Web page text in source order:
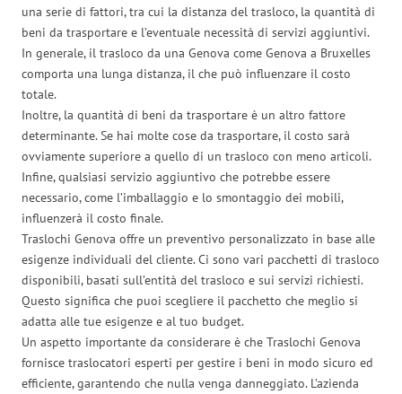
una serie di fattori, tra cui la distanza del trasloco, la quantità di
beni da trasportare e l’eventuale necessità di servizi aggiuntivi.
In generale, il trasloco da una Genova come Genova a Bruxelles
comporta una lunga distanza, il che può influenzare il costo
totale.
Inoltre, la quantità di beni da trasportare è un altro fattore
determinante. Se hai molte cose da trasportare, il costo sarà
ovviamente superiore a quello di un trasloco con meno articoli.
Infine, qualsiasi servizio aggiuntivo che potrebbe essere
necessario, come l’imballaggio e lo smontaggio dei mobili,
influenzerà il costo finale.
Traslochi Genova offre un preventivo personalizzato in base alle
esigenze individuali del cliente. Ci sono vari pacchetti di trasloco
disponibili, basati sull’entità del trasloco e sui servizi richiesti.
Questo significa che puoi scegliere il pacchetto che meglio si
adatta alle tue esigenze e al tuo budget.
Un aspetto importante da considerare è che Traslochi Genova
fornisce traslocatori esperti per gestire i beni in modo sicuro ed
efficiente, garantendo che nulla venga danneggiato. L’azienda